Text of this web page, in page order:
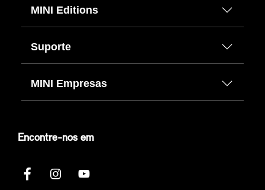
MINI Editions
Suporte
MINI Empresas
Encontre-nos em